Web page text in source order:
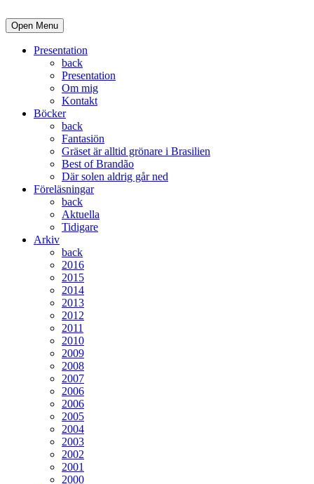
Open Menu
Presentation
back
Presentation
Om mig
Kontakt
Böcker
back
Fantasiön
Gräset är alltid grönare i Brasilien
Best of Brandão
Där solen aldrig går ned
Föreläsningar
back
Aktuella
Tidigare
Arkiv
back
2016
2015
2014
2013
2012
2011
2010
2009
2008
2007
2006
2006
2005
2004
2003
2002
2001
2000